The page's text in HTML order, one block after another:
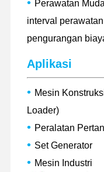
Tur Pabrik
Perawatan
interval
pengurangan
Aplikasi
• Mesin
Loader)
• Peralatan
• Set Generator
• Mesin Industri